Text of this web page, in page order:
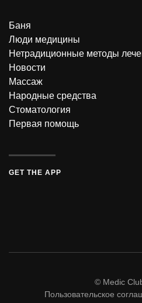
Баня
Люди медицины
Нетрадиционные методы
Новости
Массаж
Народные средства
Стоматология
Первая помощь
GET THE APP
© Medic
Пользовательское